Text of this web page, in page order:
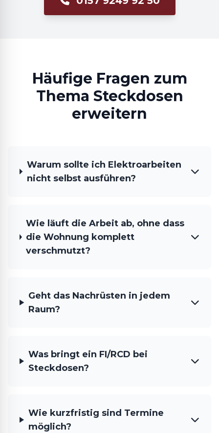
Häufige Fragen zum
Thema Steckdosen
erweitern
Warum sollte ich Elektroarbeiten
nicht selbst ausführen?
Wie läuft die Arbeit ab, ohne dass
die Wohnung komplett
verschmutzt?
Geht das Nachrüsten in jedem
Raum?
Was bringt ein FI/RCD bei
Steckdosen?
Wie kurzfristig sind Termine
möglich?